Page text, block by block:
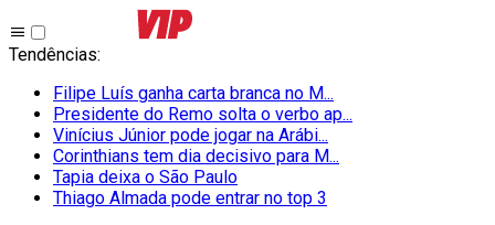
Tendências:
Filipe Luís ganha carta branca no M...
Presidente do Remo solta o verbo ap...
Vinícius Júnior pode jogar na Arábi...
Corinthians tem dia decisivo para M...
Tapia deixa o São Paulo
Thiago Almada pode entrar no top 3